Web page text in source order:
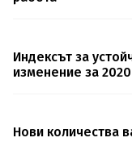
Индексът за
изменение за 2020
Нови количества